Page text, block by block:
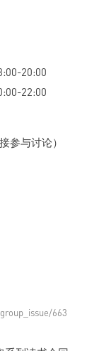
20:00
22:00
参与讨论）
663